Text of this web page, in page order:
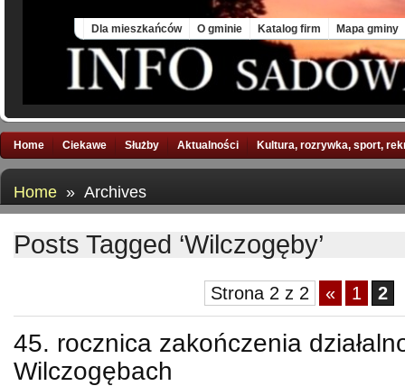
Dla mieszkańców O gminie Katalog firm Mapa gminy
Home Ciekawe Służby Aktualności Kultura, rozrywka, sport,
Home » Archives
Posts Tagged ‘Wilczogęby’
Strona 2 z 2 « 1 2
45. rocznica zakończenia
Wilczogębach